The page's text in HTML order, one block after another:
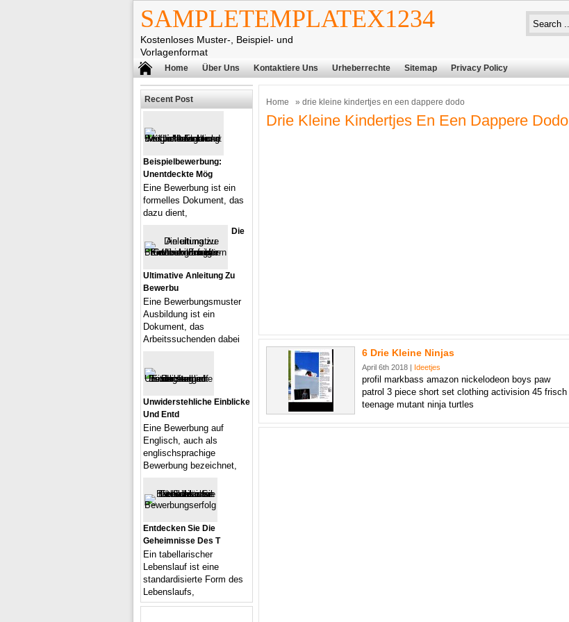
SAMPLETEMPLATEX1234
Kostenloses Muster-, Beispiel- und
Vorlagenformat
Home Über Uns Kontaktiere Uns Urheberrechte Sitemap Privacy Policy
Home » drie kleine kindertjes en een dappere dodo
Drie Kleine Kindertjes En Een Dappere Dodo
6 Drie Kleine Ninjas
April 6th 2018 | Ideetjes
profil markbass amazon nickelodeon boys paw
patrol 3 piece short set clothing activision 45 frisch
teenage mutant ninja turtles
Recent Post
Beispielbewerbung:
Unentdeckte Mög
Eine Bewerbung ist ein
formelles Dokument, das
dazu dient,
Die
Ultimative Anleitung Zu
Bewerbu
Eine Bewerbungsmuster
Ausbildung ist ein
Dokument, das
Arbeitssuchenden dabei
Unwiderstehliche Einblicke
Und Entd
Eine Bewerbung auf
Englisch, auch als
englischsprachige
Bewerbung bezeichnet,
Entdecken Sie Die
Geheimnisse Des T
Ein tabellarischer
Lebenslauf ist eine
standardisierte Form des
Lebenslaufs,